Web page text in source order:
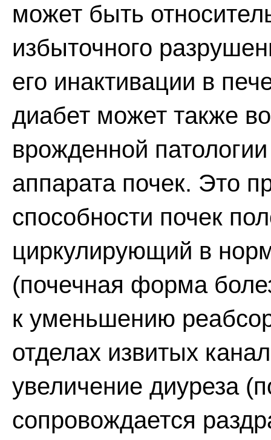
может быть
избыточного
его инактивации в
диабет может также
врожденной
аппарата почек. Это
способности почек
циркулирующий в
(почечная форма
к уменьшению
отделах извитых
увеличение диуреза
сопровождается